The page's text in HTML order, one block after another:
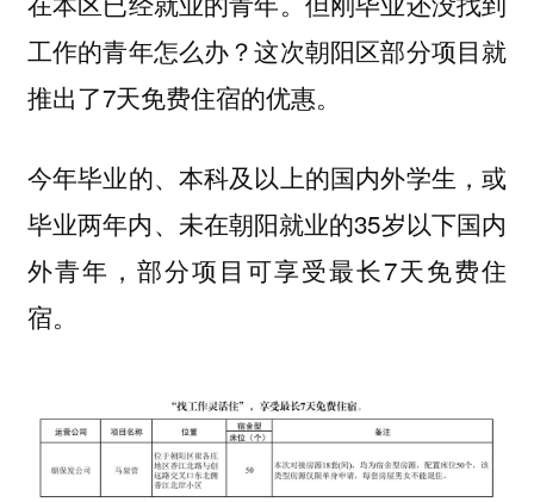
工作的青年怎么办？这次朝阳区部分项目就
推出了7天免费住宿的优惠。
今年毕业的、本科及以上的国内外学生，或
毕业两年内、未在朝阳就业的35岁以下国内
外青年，部分项目可享受最长7天免费住
宿。